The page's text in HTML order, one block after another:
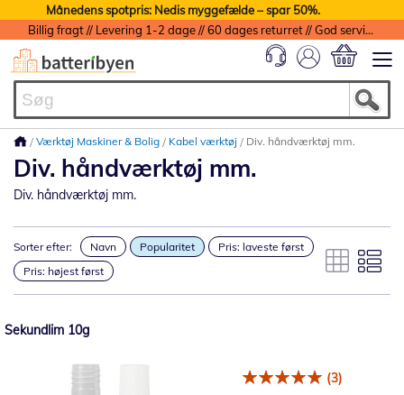
Månedens spotpris: Nedis myggefælde – spar 50%.
Billig fragt // Levering 1-2 dage // 60 dages returret // God service med garanti
Værktøj Maskiner & Bolig Kabel værktøj Div. håndværktøj mm.
Div. håndværktøj mm.
Div. håndværktøj mm.
Sorter efter: Navn Popularitet
Pris: laveste først
Pris: højest først
Sekundlim 10g
(3)